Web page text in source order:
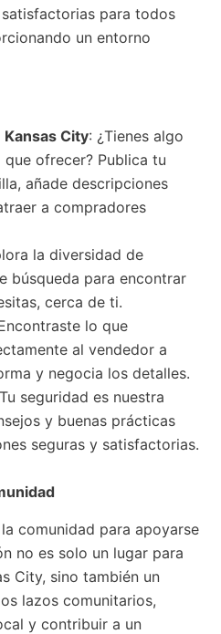
para todos
un entorno
Kansas City: ¿Tienes algo
ofrecer? Publica tu
añade descripciones
a compradores
la diversidad de
búsqueda para encontrar
cerca de ti.
lo que
al vendedor a
y negocia los detalles.
seguridad es nuestra
y buenas prácticas
seguras y satisfactorias.
comunidad para apoyarse
no es solo un lugar para
City, sino también un
lazos comunitarios,
y contribuir a un